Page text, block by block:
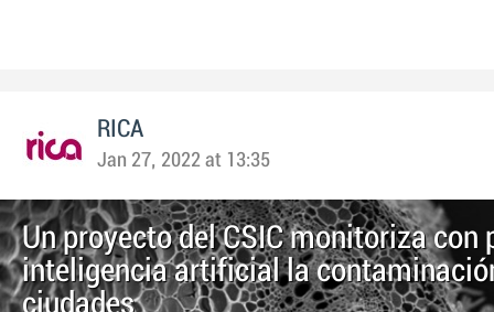
RICA
Jan 27, 2022 at 13:35
Un proyecto del CSIC monitoriza con
inteligencia artificial la
ciudades